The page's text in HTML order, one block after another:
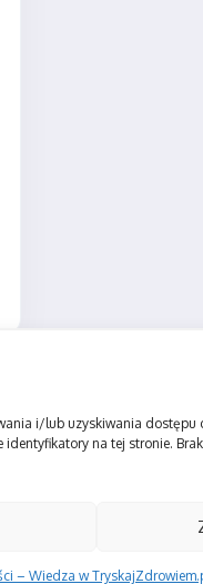
i/lub uzyskiwania
na tej stronie.
– Wiedza w